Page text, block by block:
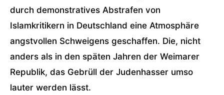
durch demonstratives Abstrafen von
Islamkritikern in Deutschland eine Atmosphäre
angstvollen Schweigens geschaffen. Die, nicht
anders als in den späten Jahren der Weimarer
Republik, das Gebrüll der Judenhasser umso
lauter werden lässt.